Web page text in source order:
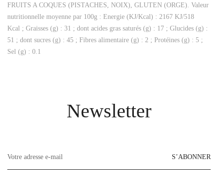
FRUITS A COQUES (PISTACHES, NOIX), GLUTEN (ORGE). Valeur
nutritionnelle moyenne par 100g : Energie (KJ/Kcal) : 2167 KJ/518
Kcal ; Graisses (g) : 31 ; dont acides gras saturés (g) : 17 ; Glucides (g) :
51 ; dont sucres (g) : 45 ; Fibres alimentaire (g) : 2 ; Protéines (g) : 5 ;
Sel (g) : 0.1
Newsletter
S’ABONNER